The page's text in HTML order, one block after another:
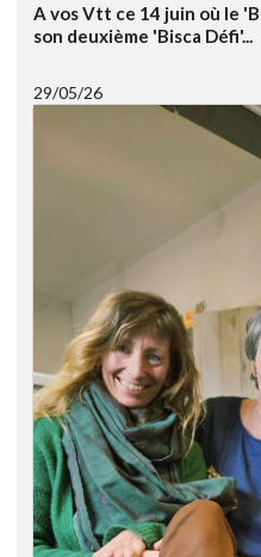
A vos Vtt ce 14 juin où le
son deuxième 'Bisca Défi'...
29/05/26